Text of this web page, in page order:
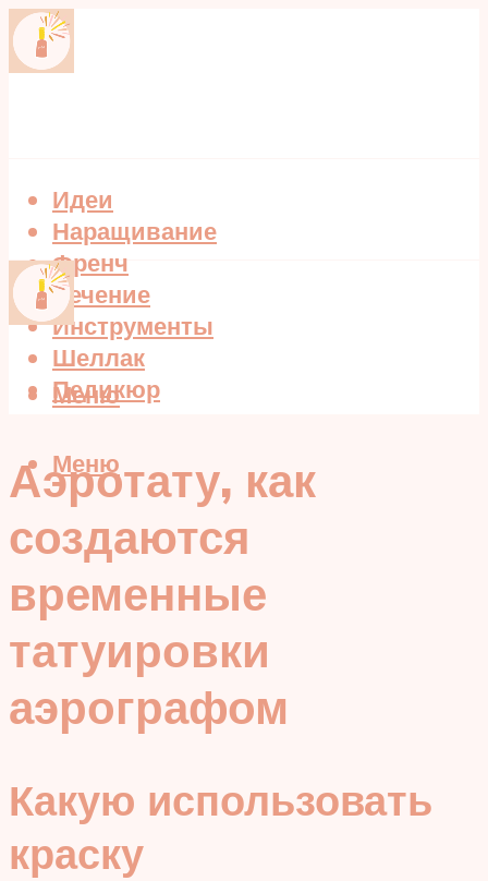
Идеи
Наращивание
Френч
Лечение
Инструменты
Шеллак
Педикюр
Меню
Меню
Аэротату, как
создаются
временные
татуировки
аэрографом
Какую использовать
краску